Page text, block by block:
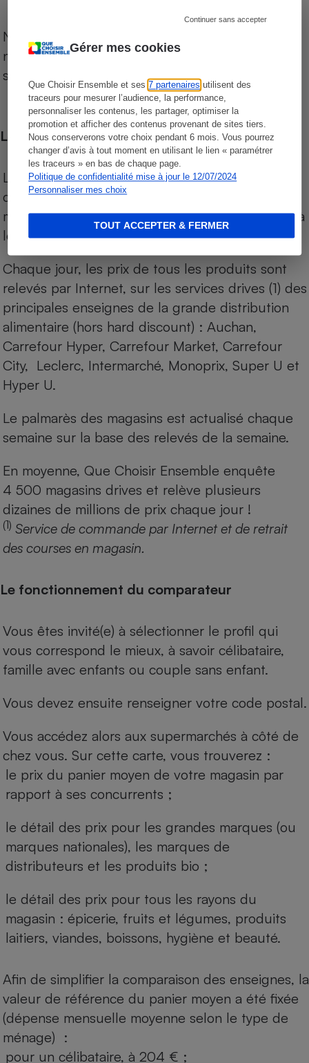
Gérer mes cookies
Que Choisir Ensemble et ses7 partenaires utilisent des
traceurs pour mesurer l’audience, la performance,
personnaliser les contenus, les partager, optimiser la
promotion et afficher des contenus provenant de sites tiers.
Nous conserverons votre choix pendant 6 mois. Vous pourrez
changer d’avis à tout moment en utilisant le lien « paramétrer
les traceurs » en bas de chaque page.
Politique de confidentialité mise à jour le 12/07/2024
Personnaliser mes choix
Continuer sans accepter
TOUT ACCEPTER & FERMER
Notre comparateur de supermarchés propose le
niveau de prix des supermarchés, géolocalisés
sur le territoire français.
Les comparaisons de prix
Les comparaisons sont réalisées sur l’ensemble
des produits des magasins. Les produits de
marques de distributeurs (MDD) sont comparés à
leurs équivalents chez leurs concurrents.
Chaque jour, les prix de tous les produits sont
relevés par Internet, sur les services drives (1) des
principales enseignes de la grande distribution
alimentaire (hors hard discount) : Auchan,
Carrefour Hyper, Carrefour Market, Carrefour
City, Leclerc, Intermarché, Monoprix, Super U et
Hyper U.
Le palmarès des magasins est actualisé chaque
semaine sur la base des relevés de la semaine.
En moyenne, Que Choisir Ensemble enquête
4 500 magasins drives et relève plusieurs
dizaines de millions de prix chaque jour !
(1) Service de commande par Internet et de retrait
des courses en magasin.
Le fonctionnement du comparateur
Vous êtes invité(e) à sélectionner le profil qui
vous correspond le mieux, à savoir célibataire,
famille avec enfants ou couple sans enfant.
Vous devez ensuite renseigner votre code postal.
Vous accédez alors aux supermarchés à côté de
chez vous. Sur cette carte, vous trouverez :
le prix du panier moyen de votre magasin par
rapport à ses concurrents ;
le détail des prix pour les grandes marques (ou
marques nationales), les marques de
distributeurs et les produits bio ;
le détail des prix pour tous les rayons du
magasin : épicerie, fruits et légumes, produits
laitiers, viandes, boissons, hygiène et beauté.
Afin de simplifier la comparaison des enseignes, la
valeur de référence du panier moyen a été fixée
(dépense mensuelle moyenne selon le type de
ménage) :
pour un célibataire, à 204 € ;